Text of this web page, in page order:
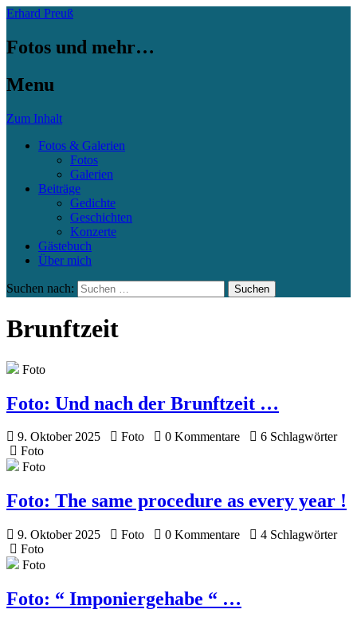
Erhard Preuß
Fotos und mehr…
Menu
Zum Inhalt
Fotos & Galerien
Fotos
Galerien
Beiträge
Gedichte
Geschichten
Konzerte
Gästebuch
Über mich
Suchen nach:
Brunftzeit
Foto
Foto: Und nach der Brunftzeit …
9. Oktober 2025 Foto 0 Kommentare
6 Schlagwörter
Foto
Foto
Foto: The same procedure as every year !
9. Oktober 2025 Foto 0 Kommentare
4 Schlagwörter
Foto
Foto
Foto: “ Imponiergehabe “ …